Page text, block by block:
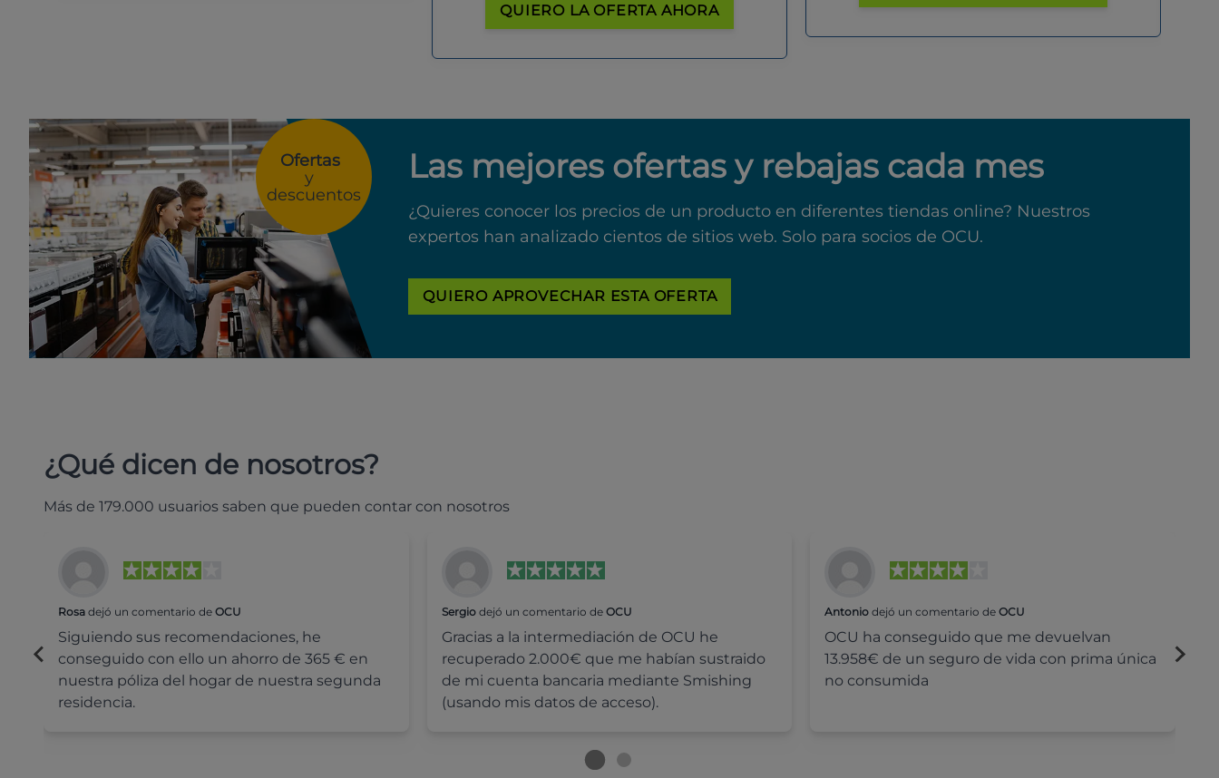
QUIERO LA OFERTA AHORA
Ofertas
y
descuentos
Las mejores ofertas y rebajas cada mes
¿Quieres conocer los precios de un producto en diferentes tiendas online? Nuestros
expertos han analizado cientos de sitios web. Solo para socios de OCU.
QUIERO APROVECHAR ESTA OFERTA
¿Qué dicen de nosotros?
Más de 179.000 usuarios saben que pueden contar con nosotros
Rosa dejó un comentario de OCU
Siguiendo sus recomendaciones, he
conseguido con ello un ahorro de 365 € en
nuestra póliza del hogar de nuestra segunda
residencia.
Sergiodejó un comentario de OCU
Gracias a la intermediación de OCU he
recuperado 2.000€ que me habían sustraido
de mi cuenta bancaria mediante Smishing
(usando mis datos de acceso).
Antonio dejó un comentario deOCU
OCU ha conseguido que me devuelvan
13.958€ de un seguro de vida con prima única
no consumida